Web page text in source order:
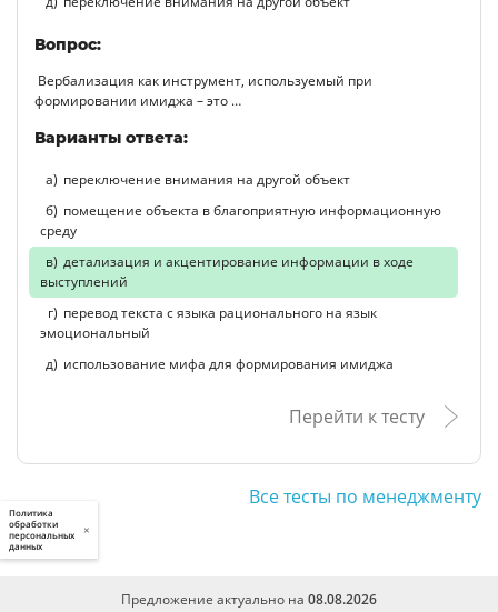
Вопрос:
Вербализация как инструмент, используемый при
формировании имиджа – это …
Варианты ответа:
переключение внимания на другой объект
помещение объекта в благоприятную информационную
среду
детализация и акцентирование информации в ходе
выступлений
перевод текста с языка рационального на язык
эмоциональный
использование мифа для формирования имиджа
Перейти к тесту
Все тесты по менеджменту
Предложение актуально на 08.08.2026
Политика
обработки
персональных
данных
×